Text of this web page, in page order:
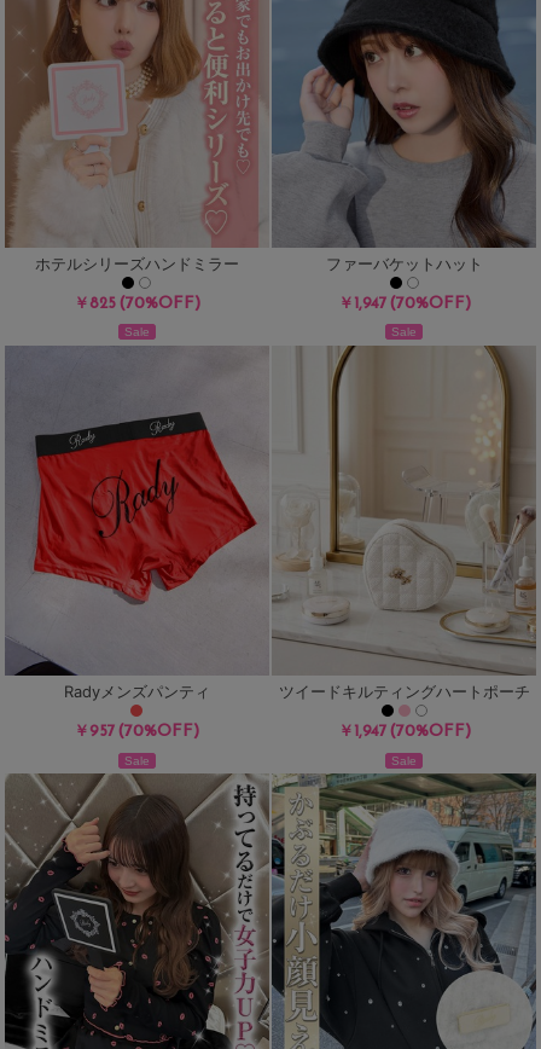
ホテルシリーズハンドミラー
￥825(70%OFF)
ファーバケットハット
￥1,947(70%OFF)
Sale
Radyメンズパンティ
￥957(70%OFF)
Sale
ツイードキルティングハートポーチ
￥1,947(70%OFF)
Sale Sale